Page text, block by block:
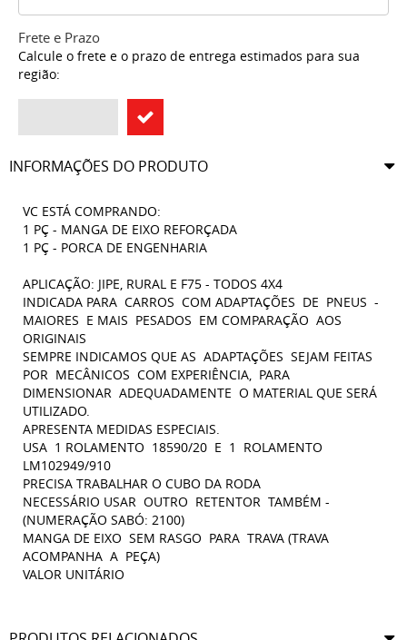
Frete e Prazo
Calcule o frete e o prazo de entrega estimados para sua
região:
INFORMAÇÕES DO PRODUTO
VC ESTÁ COMPRANDO:
1 PÇ - MANGA DE EIXO REFORÇADA
1 PÇ - PORCA DE ENGENHARIA
APLICAÇÃO: JIPE, RURAL E F75 - TODOS 4X4
INDICADA PARA CARROS COM ADAPTAÇÕES DE PNEUS -
MAIORES E MAIS PESADOS EM COMPARAÇÃO AOS
ORIGINAIS
SEMPRE INDICAMOS QUE AS ADAPTAÇÕES SEJAM FEITAS
POR MECÂNICOS COM EXPERIÊNCIA, PARA
DIMENSIONAR ADEQUADAMENTE O MATERIAL QUE SERÁ
UTILIZADO.
APRESENTA MEDIDAS ESPECIAIS.
USA 1 ROLAMENTO 18590/20 E 1 ROLAMENTO
LM102949/910
PRECISA TRABALHAR O CUBO DA RODA
NECESSÁRIO USAR OUTRO RETENTOR TAMBÉM -
(NUMERAÇÃO SABÓ: 2100)
MANGA DE EIXO SEM RASGO PARA TRAVA (TRAVA
ACOMPANHA A PEÇA)
VALOR UNITÁRIO